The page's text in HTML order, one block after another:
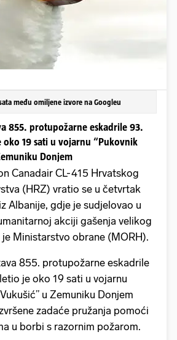
među omiljene izvore na Googleu
855. protupožarne eskadrile 93.
oko 19 sati u vojarnu “Pukovnik
Donjem
Canadair CL-415 Hrvatskog
(HRZ) vratio se u četvrtak
Albanije, gdje je sudjelovao u
akciji gašenja velikog
Ministarstvo obrane (MORH).
855. protupožarne eskadrile
je oko 19 sati u vojarnu
u Zemuniku Donjem
zadaće pružanja pomoći
u borbi s razornim požarom.